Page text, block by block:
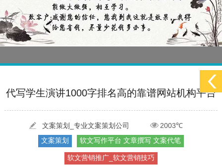
更多 >
污水处理设备厂家产品如何做网络推广（污水处理项目网...
代写学生演讲1000字排名高的靠谱网站机构平台
文案策划_专业文案策划公司
2003℃
文案策划
软文写作平台 文章撰写 文案代笔
软文营销推广_软文营销技巧